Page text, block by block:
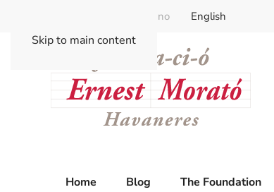
Skip to main content
Castellano English
Home Blog The Foundation